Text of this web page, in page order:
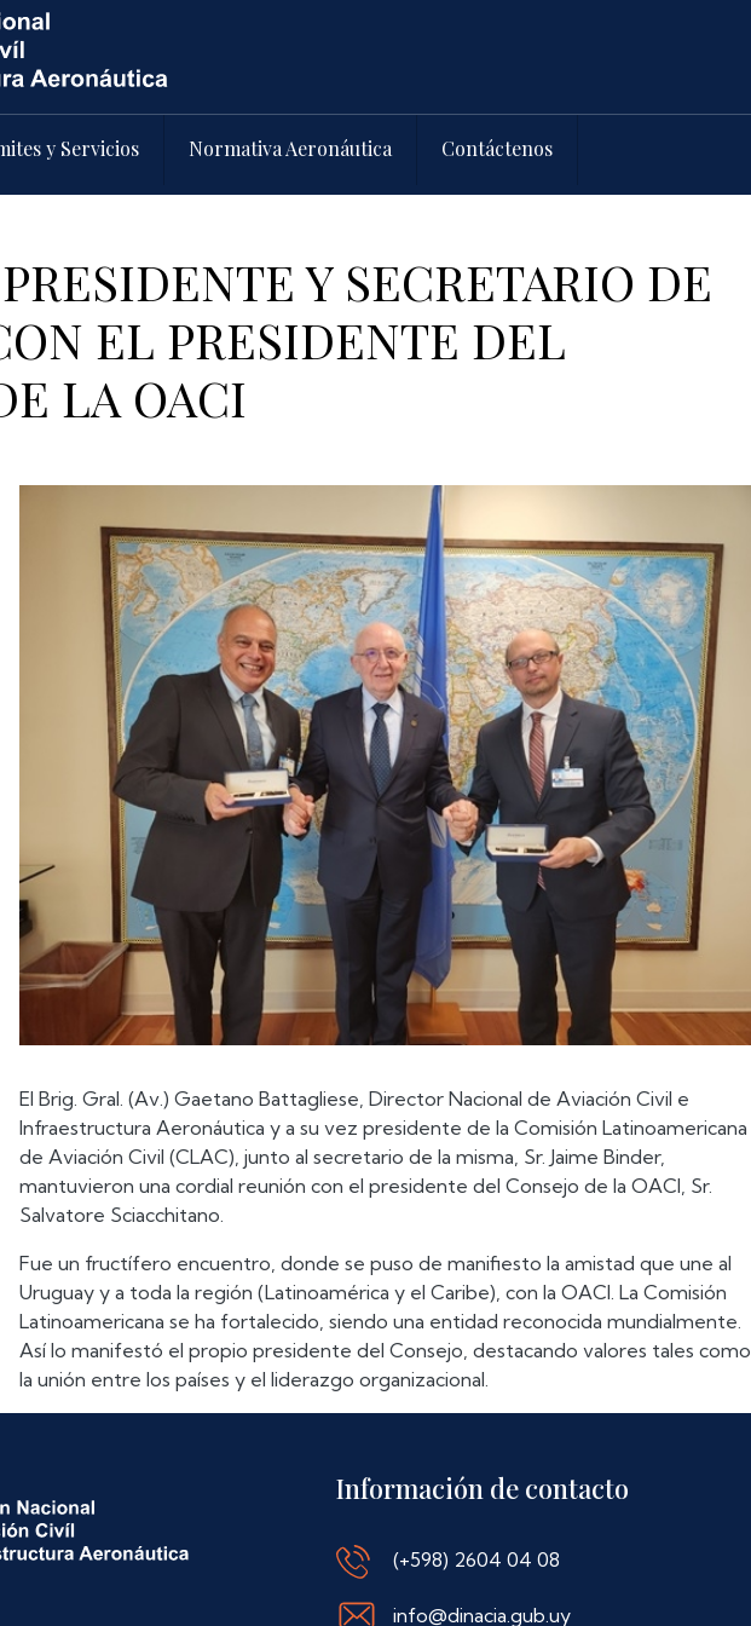
y Servicios Normativa Aeronáutica Contáctenos
Y SECRETARIO DE
EL PRESIDENTE DEL
LA OACI
El Brig. Gral. (Av.) Gaetano Battagliese, Director Nacional de Aviación Civil e
Infraestructura Aeronáutica y a su vez presidente de la Comisión Latinoamericana
de Aviación Civil (CLAC), junto al secretario de la misma, Sr. Jaime Binder,
mantuvieron una cordial reunión con el presidente del Consejo de la OACI, Sr.
Salvatore Sciacchitano.
Fue un fructífero encuentro, donde se puso de manifiesto la amistad que une al
Uruguay y a toda la región (Latinoamérica y el Caribe), con la OACI. La Comisión
Latinoamericana se ha fortalecido, siendo una entidad reconocida mundialmente.
Así lo manifestó el propio presidente del Consejo, destacando valores tales como
la unión entre los países y el liderazgo organizacional.
Información de contacto
(+598) 2604 04 08
info@dinacia.gub.uy